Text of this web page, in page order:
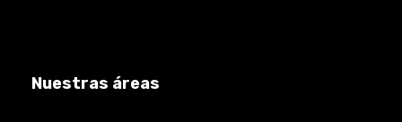
Nuestras áreas